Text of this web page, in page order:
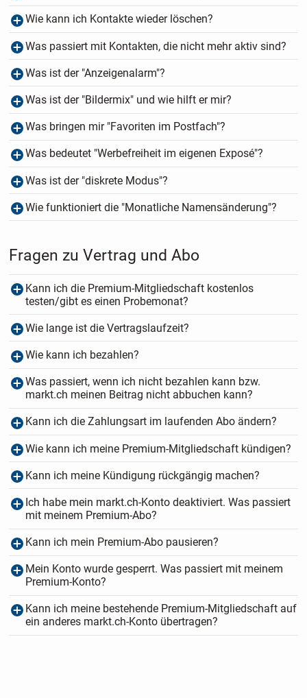
Wie kann ich Kontakte wieder löschen?
Was passiert mit Kontakten, die nicht mehr aktiv sind?
Was ist der "Anzeigenalarm"?
Was ist der "Bildermix" und wie hilft er mir?
Was bringen mir "Favoriten im Postfach"?
Was bedeutet "Werbefreiheit im eigenen Exposé"?
Was ist der "diskrete Modus"?
Wie funktioniert die "Monatliche Namensänderung"?
Fragen zu Vertrag und Abo
Kann ich die Premium-Mitgliedschaft kostenlos
testen/gibt es einen Probemonat?
Wie lange ist die Vertragslaufzeit?
Wie kann ich bezahlen?
Was passiert, wenn ich nicht bezahlen kann bzw.
markt.ch meinen Beitrag nicht abbuchen kann?
Kann ich die Zahlungsart im laufenden Abo ändern?
Wie kann ich meine Premium-Mitgliedschaft kündigen?
Kann ich meine Kündigung rückgängig machen?
Ich habe mein markt.ch-Konto deaktiviert. Was passiert
mit meinem Premium-Abo?
Kann ich mein Premium-Abo pausieren?
Mein Konto wurde gesperrt. Was passiert mit meinem
Premium-Konto?
Kann ich meine bestehende Premium-Mitgliedschaft auf
ein anderes markt.ch-Konto übertragen?